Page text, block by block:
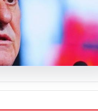
Salah Açıklaması!